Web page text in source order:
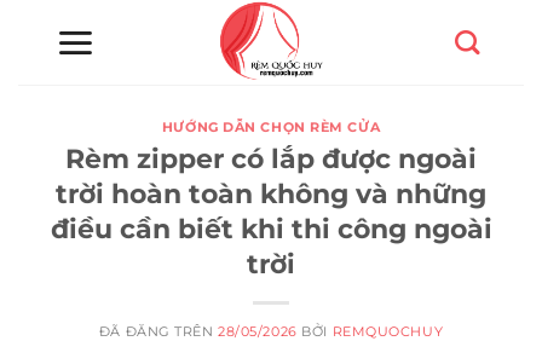
HƯỚNG DẪN CHỌN RÈM CỬA
Rèm zipper có lắp được ngoài
trời hoàn toàn không và những
điều cần biết khi thi công ngoài
trời
ĐÃ ĐĂNG TRÊN28/05/2026 BỞI REMQUOCHUY